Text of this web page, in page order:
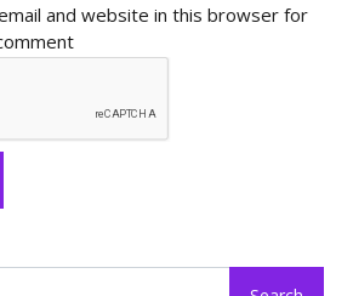
and website in this browser for